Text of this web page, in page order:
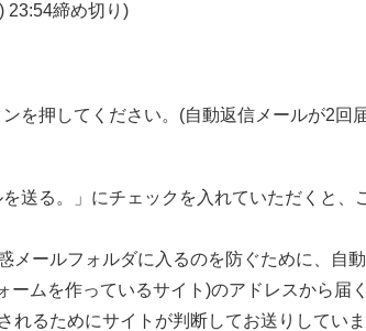
23:54締め切り)
を押してください。(自動返信メールが2回
送る。」にチェックを入れていただくと、
メールフォルダに入るのを防ぐために、自
ームを作っているサイト)のアドレスから届
れるためにサイトが判断してお送りしていま